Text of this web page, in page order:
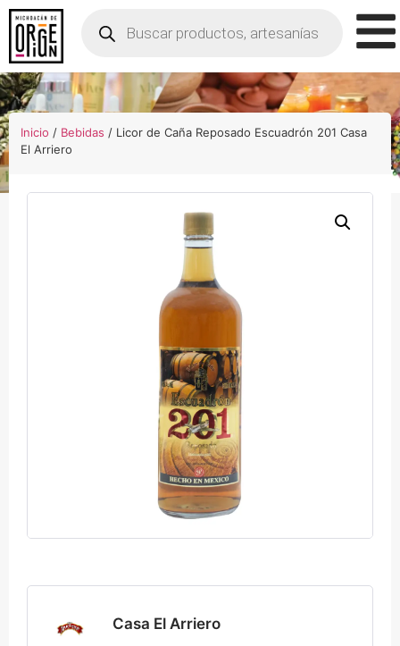
Inicio / Bebidas / Licor de Caña Reposado Escuadrón 201 Casa
El Arriero
Casa El Arriero